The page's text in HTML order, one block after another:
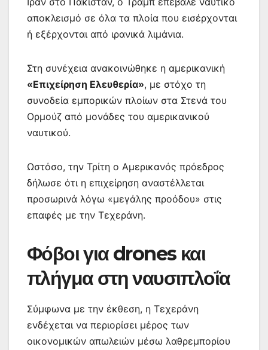
αποκλεισμό σε όλα τα πλοία που εισέρχονται
ή εξέρχονται από ιρανικά λιμάνια.
Στη συνέχεια ανακοινώθηκε η αμερικανική
«Επιχείρηση Ελευθερία», με στόχο τη
συνοδεία εμπορικών πλοίων στα Στενά του
Ορμούζ από μονάδες του αμερικανικού
ναυτικού.
Ωστόσο, την Τρίτη ο Αμερικανός πρόεδρος
δήλωσε ότι η επιχείρηση αναστέλλεται
προσωρινά λόγω «μεγάλης προόδου» στις
επαφές με την Τεχεράνη.
Φόβοι για drones και
πλήγμα στη ναυσιπλοΐα
Σύμφωνα με την έκθεση, η Τεχεράνη
ενδέχεται να περιορίσει μέρος των
οικονομικών απωλειών μέσω λαθρεμπορίου